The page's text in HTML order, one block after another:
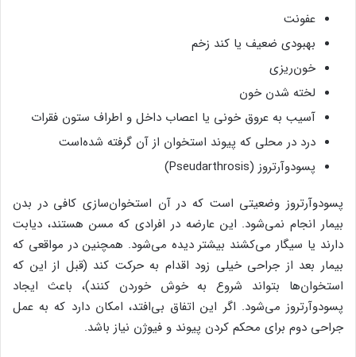
عفونت
بهبودی ضعیف یا کند زخم
خون‌ریزی
لخته شدن خون
آسیب به عروق خونی یا اعصاب داخل و اطراف ستون فقرات
درد در محلی که پیوند استخوان از آن گرفته شده‌است
پسودوآرتروز (Pseudarthrosis)
پسودوآرتروز وضعیتی است که در آن استخوان‌سازی کافی در بدن
بیمار انجام نمی‌شود. این عارضه در افرادی که مسن هستند، دیابت
دارند یا سیگار می‌کشند بیشتر دیده می‌شود. همچنین در مواقعی که
بیمار بعد از جراحی خیلی زود اقدام به حرکت کند (قبل از این که
استخوان‌ها بتواند شروع به خوش خوردن کنند)، باعث ایجاد
پسودوآرتروز می‌شود. اگر این اتفاق بی‌افتد، امکان دارد که به عمل
جراحی دوم برای محکم کردن پیوند و فیوژن نیاز باشد.